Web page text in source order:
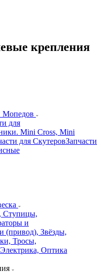
крепления
Мопедов
для
Mini Cross, Mini
для СкутеровЗапчасти
Ступицы,
и
(привод), Звёзды,
Тросы,
Электрика, Оптика